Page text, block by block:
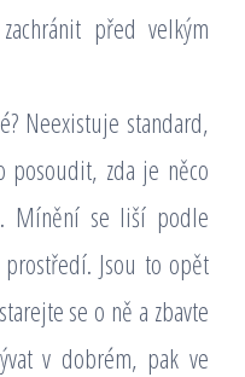
před velkým
Neexistuje standard,
posoudit, zda je něco
Mínění se liší podle
Jsou to opět
se o ně a zbavte
v dobrém, pak ve